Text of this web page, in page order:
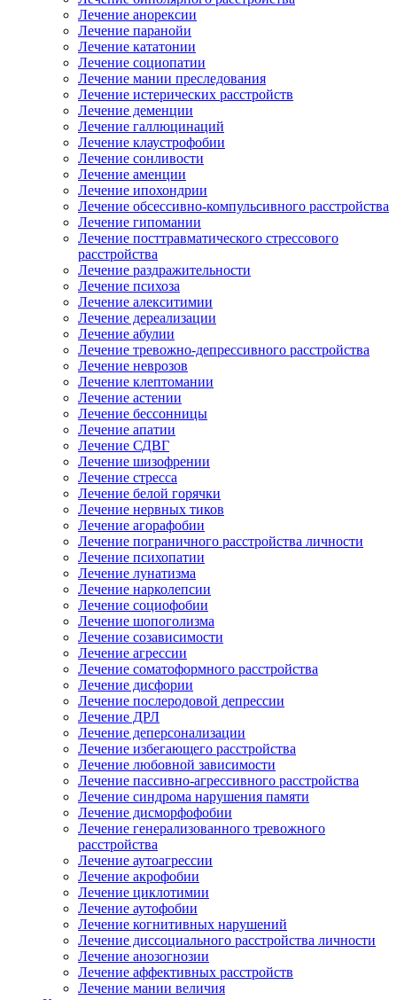
Лечение анорексии
Лечение паранойи
Лечение кататонии
Лечение социопатии
Лечение мании преследования
Лечение истерических расстройств
Лечение деменции
Лечение галлюцинаций
Лечение клаустрофобии
Лечение сонливости
Лечение аменции
Лечение ипохондрии
Лечение обсессивно-компульсивного расстройства
Лечение гипомании
Лечение посттравматического стрессового
расстройства
Лечение раздражительности
Лечение психоза
Лечение алекситимии
Лечение дереализации
Лечение абулии
Лечение тревожно-депрессивного расстройства
Лечение неврозов
Лечение клептомании
Лечение астении
Лечение бессонницы
Лечение апатии
Лечение СДВГ
Лечение шизофрении
Лечение стресса
Лечение белой горячки
Лечение нервных тиков
Лечение агорафобии
Лечение пограничного расстройства личности
Лечение психопатии
Лечение лунатизма
Лечение нарколепсии
Лечение социофобии
Лечение шопоголизма
Лечение созависимости
Лечение агрессии
Лечение соматоформного расстройства
Лечение дисфории
Лечение послеродовой депрессии
Лечение ДРЛ
Лечение деперсонализации
Лечение избегающего расстройства
Лечение любовной зависимости
Лечение пассивно-агрессивного расстройства
Лечение синдрома нарушения памяти
Лечение дисморфофобии
Лечение генерализованного тревожного
расстройства
Лечение аутоагрессии
Лечение акрофобии
Лечение циклотимии
Лечение аутофобии
Лечение когнитивных нарушений
Лечение диссоциального расстройства личности
Лечение анозогнозии
Лечение аффективных расстройств
Лечение мании величия